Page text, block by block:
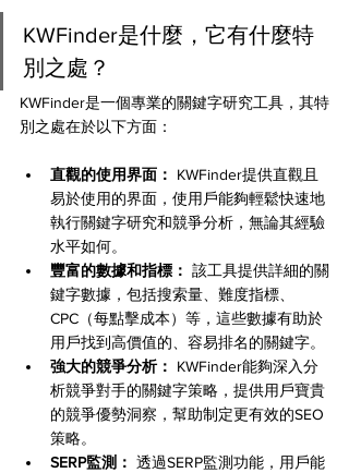
KWFinder是什麼，它有什麼特
別之處？
KWFinder是一個專業的關鍵字研究工具，其特
別之處在於以下方面：
直觀的使用界面：
KWFinder提供直觀且
易於使用的界面，使用戶能夠輕鬆快速地
執行關鍵字研究和競爭分析，無論其經驗
水平如何。
豐富的數據和指標： 該工具提供詳細的關
鍵字數據，包括搜索量、難度指標、
CPC（每點擊成本）等，這些數據有助於
用戶找到高價值的、容易排名的關鍵字。
強大的競爭分析：
KWFinder能夠深入分
析競爭對手的關鍵字策略，提供用戶寶貴
的競爭優勢洞察，幫助制定更有效的SEO
策略。
SERP監測： 透過SERP監測功能，用戶能